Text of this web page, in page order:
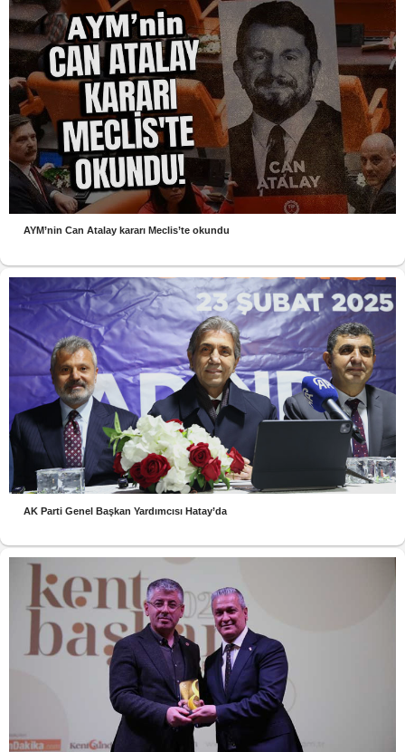
AYM’nin Can Atalay kararı Meclis’te okundu
AK Parti Genel Başkan Yardımcısı Hatay’da